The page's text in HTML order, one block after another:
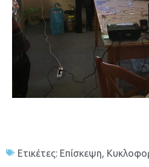
Ετικέτες: Επίσκεψη,